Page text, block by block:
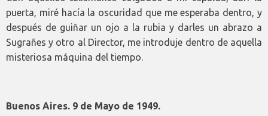
puerta, miré hacía la oscuridad que me esperaba dentro, y
después de guiñar un ojo a la rubia y darles un abrazo a
Sugrañes y otro al Director, me introduje dentro de aquella
misteriosa máquina del tiempo.
Buenos Aires. 9 de Mayo de 1949.